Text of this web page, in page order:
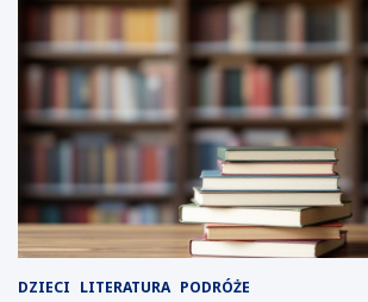
DZIECI LITERATURA PODRÓŻE